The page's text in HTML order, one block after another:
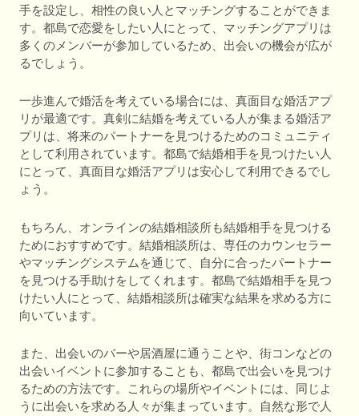
手を設定し、相性の良い人とマッチングすることができま
す。都島で恋愛をしたい人にとって、マッチングアプリは
多くのメンバーが参加しているため、出会いの機会が広が
るでしょう。
一歩進んで婚活を考えている場合には、真面目な婚活アプ
リが最適です。真剣に結婚を考えている人が集まる婚活ア
プリは、将来のパートナーを見つけるためのコミュニティ
として利用されています。都島で結婚相手を見つけたい人
にとって、真面目な婚活アプリは安心して利用できるでし
ょう。
もちろん、オンラインの結婚相談所も結婚相手を見つける
ためにおすすめです。結婚相談所は、専任のカウンセラー
やマッチングシステムを通じて、自分に合ったパートナー
を見つける手助けをしてくれます。都島で結婚相手を見つ
けたい人にとって、結婚相談所は確実な結果を求める方に
向いています。
また、出会いのバーや居酒屋に通うことや、街コンなどの
出会いイベントに参加することも、都島で出会いを見つけ
るための方法です。これらの場所やイベントには、同じよ
うに出会いを求める人々が集まっています。自然な形で人